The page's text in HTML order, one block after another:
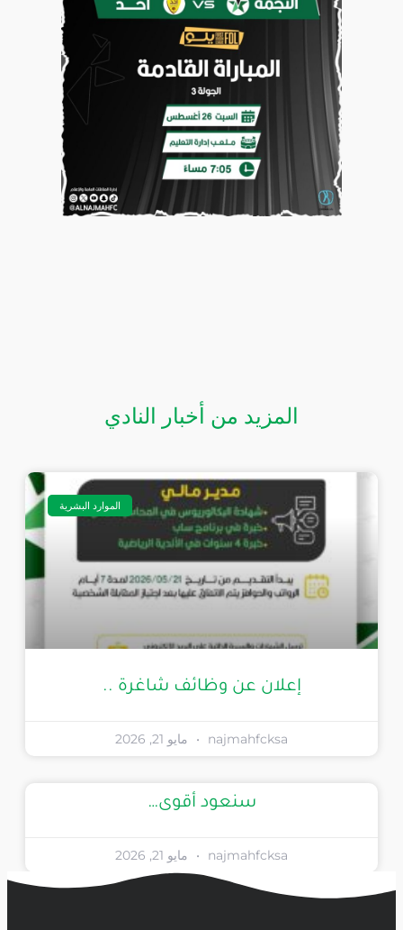
المزيد من أخبار النادي
الموارد البشرية
إعلان عن وظائف شاغرة ..
najmahfcksa مايو 21, 2026
سنعود أقوى…
najmahfcksa مايو 21, 2026